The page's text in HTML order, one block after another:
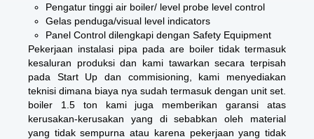
Pengatur tinggi air boiler/ level probe level control
Gelas penduga/visual level indicators
Panel Control dilengkapi dengan Safety Equipment
Pekerjaan instalasi pipa pada are boiler tidak termasuk
kesaluran produksi dan kami tawarkan secara terpisah
pada Start Up dan commisioning, kami menyediakan
teknisi dimana biaya nya sudah termasuk dengan unit set.
boiler 1.5 ton kami juga memberikan garansi atas
kerusakan-kerusakan yang di sebabkan oleh material
yang tidak sempurna atau karena pekerjaan yang tidak